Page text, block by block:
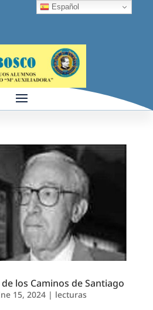
los Caminos de Santiago
15, 2024| lecturas
Español